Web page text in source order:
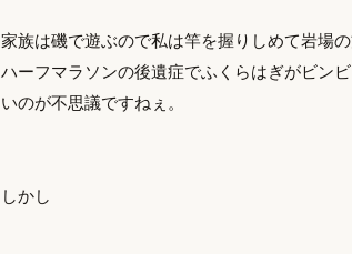
家族は磯で遊ぶので私は竿を握りしめて岩場の
ハーフマラソンの後遺症でふくらはぎがビン
いのが不思議ですねぇ。
しかし